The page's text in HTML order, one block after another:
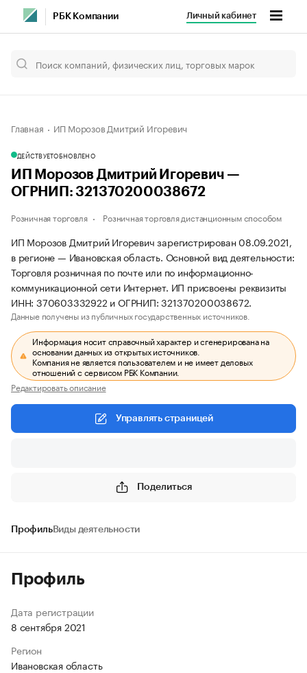
РБК Компании Личный кабинет
Главная ИП Морозов Дмитрий Игоревич
ДЕЙСТВУЕТОБНОВЛЕНО
ИП Морозов Дмитрий Игоревич —
ОГРНИП: 321370200038672
Розничная торговля Розничная торговля дистанционным способом
ИП Морозов Дмитрий Игоревич зарегистрирован 08.09.2021,
в регионе — Ивановская область. Основной вид деятельности:
Торговля розничная по почте или по информационно-
коммуникационной сети Интернет. ИП присвоены реквизиты
ИНН: 370603332922 и ОГРНИП: 321370200038672.
Данные получены из публичных государственных источников.
Информация носит справочный характер и сгенерирована на
основании данных из открытых источников.
Компания не является пользователем и не имеет деловых
отношений с сервисом РБК Компании.
Редактировать описание
Управлять страницей
Поделиться
ПрофильВиды деятельности
Профиль
Дата регистрации
8 сентября 2021
Регион
Ивановская область